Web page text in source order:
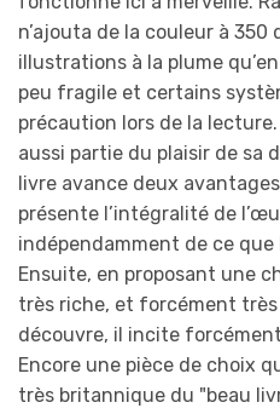
n’ajouta de la couleur à 350
illustrations à la plume
peu fragile et certains
précaution lors de la
aussi partie du plaisir de sa
livre avance deux
présente l’intégralité de
indépendamment de ce
Ensuite, en proposant une
très riche, et forcément
découvre, il incite
Encore une pièce de choix
très britannique du "beau